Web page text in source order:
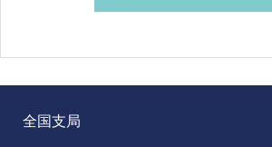
全国支局